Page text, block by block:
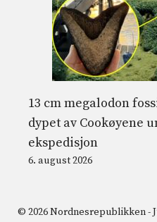
13 cm megalodon
dypet av Cookøyene
ekspedisjon
6. august 2026
© 2026 Nordnesrepublikken -